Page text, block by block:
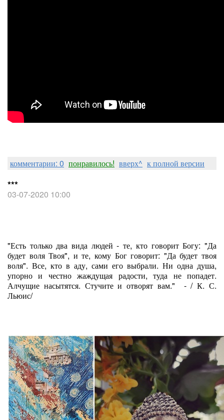
комментарии: 0 понравилось! вверх^ к полной версии
***
03-07-2020 10:00
"Есть только два вида людей - те, кто говорит Богу: "Да
будет воля Твоя", и те, кому Бог говорит: "Да будет твоя
воля". Все, кто в аду, сами его выбрали. Ни одна душа,
упорно и честно жаждущая радости, туда не попадет.
Алчущие насытятся. Стучите и отворят вам." - / К. С.
Льюис/